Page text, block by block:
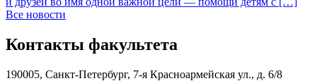
Все новости
Контакты факультета
190005, Санкт-Петербург, 7-я Красноармейская ул., д. 6/8